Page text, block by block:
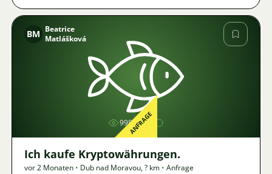
Bild
BM Beatrice
Matlášková
998ANFRAGE
Ich kaufe Kryptowährungen.
vor 2 Monaten • Dub nad Moravou,? km • Anfrage